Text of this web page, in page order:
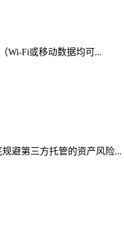
Wi-Fi或移动数据均可...
避第三方托管的资产风险...